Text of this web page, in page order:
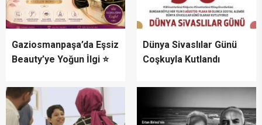
Gaziosmanpaşa’da Eşsiz
Beauty’ye Yoğun İlgi ⭐
Dünya Sivaslılar Günü
Coşkuyla Kutlandı